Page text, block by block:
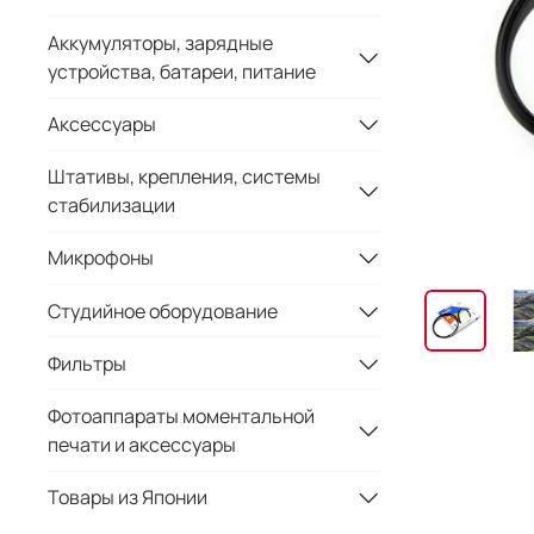
Аккумуляторы, зарядные
устройства, батареи, питание
Аксессуары
Штативы, крепления, системы
стабилизации
Микрофоны
Студийное оборудование
Фильтры
Фотоаппараты моментальной
печати и аксессуары
Товары из Японии